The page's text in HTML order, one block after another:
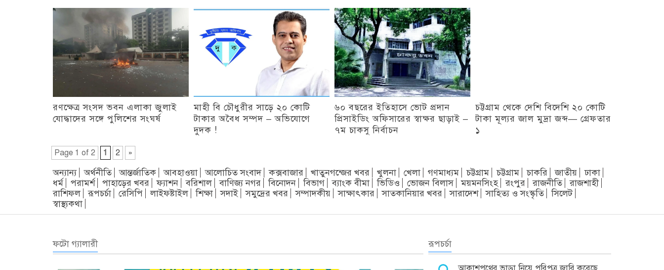
রণক্ষেত্র সংসদ ভবন এলাকা জুলাই
যোদ্ধাদের সঙ্গে পুলিশের সংঘর্ষ
মাহী বি চৌধুরীর সাড়ে ২০ কোটি
টাকার অবৈধ সম্পদ – অভিযোগে
দুদক !
৬০ বছরের ইতিহাসে ভোট প্রদান
প্রিসাইডিং অফিসারের স্বাক্ষর ছাড়াই –
৭ম চাকসু নির্বাচন
চট্টগ্রাম থেকে দেশি বিদেশি ২০ কোটি
টাকা মূল্যর জাল মুদ্রা জব্দ— গ্রেফতার
১
Page 1 of 2 1 2 »
অন্যান্য অর্থনীতি আন্তর্জাতিক আবহাওয়া আলোচিত সংবাদ কক্সবাজার খাতুনগন্জের খবর খুলনা খেলা গণমাধ্যম চট্টগ্রাম চট্টগ্রাম চাকরি জাতীয়
ঢাকা
ধর্ম
পরামর্শ পাহাড়ের খবর ফ্যাশন বরিশাল বাণিজ্য নগর বিনোদন বিভাগ ব্যাংক বীমা ভিডিও ভোজন বিলাস ময়মনসিংহ রংপুর রাজনীতি
রাজশাহী
রাশিফল
রূপচর্চা রেসিপি লাইফষ্টাইল শিক্ষা সদাই সমুদ্রের খবর সম্পাদকীয় সাক্ষাৎকার সাতকানিয়ার খবর সারাদেশ সাহিত্য ও সংস্কৃতি
সিলেট
স্বাস্থ্যকথা
ফটো গ্যালারী রূপচর্চা